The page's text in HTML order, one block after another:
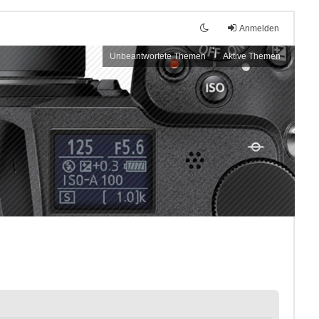
Anmelden
Unbeantwortete Themen Aktive Themen